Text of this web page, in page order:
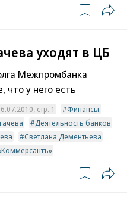
уходят в ЦБ
Межпромбанка
что у него есть
стр. 1
Финансы.
Деятельность банков
Светлана Дементьева